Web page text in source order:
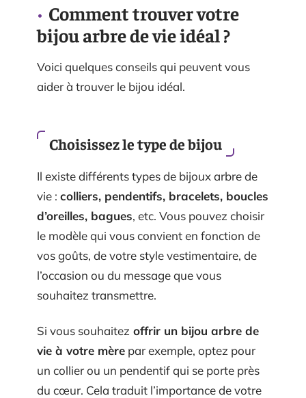
Comment trouver votre
bijou arbre de vie idéal ?
Voici quelques conseils qui peuvent vous
aider à trouver le bijou idéal.
Choisissez le type de bijou
Il existe différents types de bijoux arbre de
vie : colliers, pendentifs, bracelets, boucles
d’oreilles, bagues, etc. Vous pouvez choisir
le modèle qui vous convient en fonction de
vos goûts, de votre style vestimentaire, de
l’occasion ou du message que vous
souhaitez transmettre.
Si vous souhaitez offrir un bijou arbre de
vie à votre mère par exemple, optez pour
un collier ou un pendentif qui se porte près
du cœur. Cela traduit l’importance de votre